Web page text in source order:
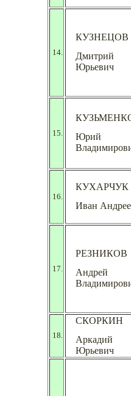
14.
КУЗНЕЦОВ
Дмитрий
Юрьевич
15.
Юрий
16.
КУХАРЧУК
Иван
17.
РЕЗНИКОВ
Андрей
18.
СКОРКИН
Аркадий
Юрьевич